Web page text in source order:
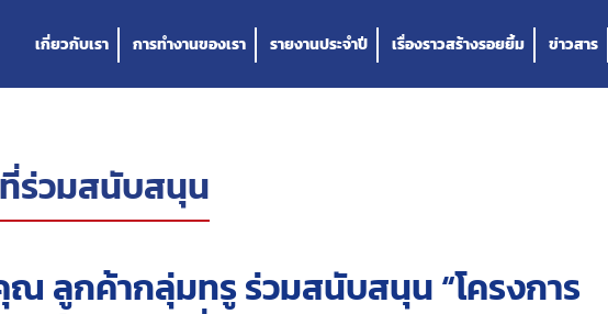
เกี่ยวกับเรา การทำงานของเรา รายงานประจำปี เรื่องราวสร้างรอยยิ้ม ข่าวสาร
ร่วมสนับสนุน
ลูกค้ากลุ่มทรู ร่วมสนับสนุน “โครงการ